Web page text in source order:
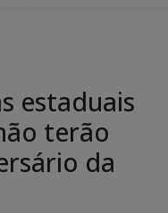
estaduais
terão
da